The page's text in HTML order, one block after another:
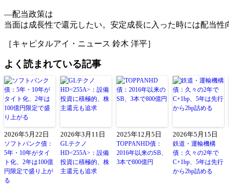
―配当政策は
当面は成長性で還元したい。安定成長に入った時には配当性
［キャピタルアイ・ニュース 鈴木 洋平］
よく読まれている記事
2026年5月22日
ソフトバンク債：
5年・10年がタイ
ト化、2年は100億
円限定で盛り上が
る
2026年3月11日
GLテクノ
HD<255A>：設備
投資に積極的、株
主還元も追求
2025年12月5日
TOPPANHD債：
2016年以来のSB、
3本で800億円
2026年5月15日
鉄道・運輸機構
債：久々の2年で
C+1bp、5年は先行
から2bp詰める